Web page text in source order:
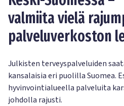
valmiita vielä
palveluverkoston
Julkisten terveyspalveluiden
kansalaisia eri puolilla Suomea.
hyvinvointialueella palveluita
johdolla rajusti.